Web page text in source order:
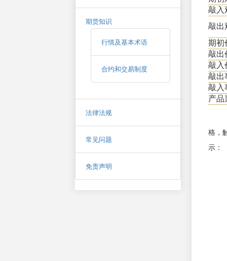
期货知识
行情及基本术语
合约和交易制度
法律法规
常见问题
免责声明
敲入
敲出
期初
敲出
敲入
敲出
敲入
产品
格，
示：